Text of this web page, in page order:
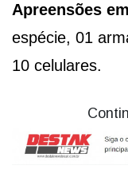
Apreensões
espécie, 01
10 celulares.